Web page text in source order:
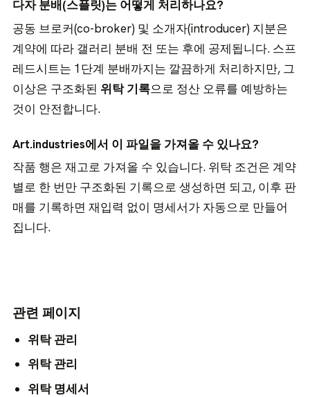
다자 분배(스플릿)는 어떻게 처리하나요?
공동 브로커(co-broker) 및 소개자(introducer) 지분은
계약에 따라 갤러리 분배 전 또는 후에 공제됩니다. 스프
레드시트는 1단계 분배까지는 깔끔하게 처리하지만, 그
이상은 구조화된 위탁 기록으로 정산 오류를 예방하는
것이 안전합니다.
Art.industries에서 이 파일을 가져올 수 있나요?
작품 행은 재고로 가져올 수 있습니다. 위탁 조건은 계약
별로 한 번만 구조화된 기록으로 생성하면 되고, 이후 판
매를 기록하면 재입력 없이 명세서가 자동으로 만들어
집니다.
관련 페이지
위탁 관리
위탁 관리
위탁 명세서